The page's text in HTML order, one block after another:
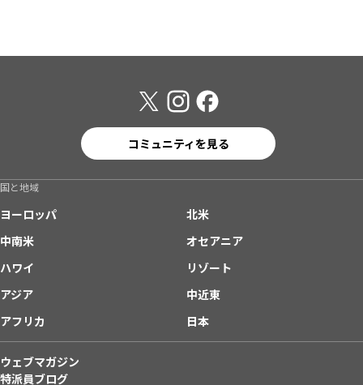
コミュニティを見る
国と地域
ヨーロッパ
北米
中南米
オセアニア
ハワイ
リゾート
アジア
中近東
アフリカ
日本
ウェブマガジン
特派員ブログ